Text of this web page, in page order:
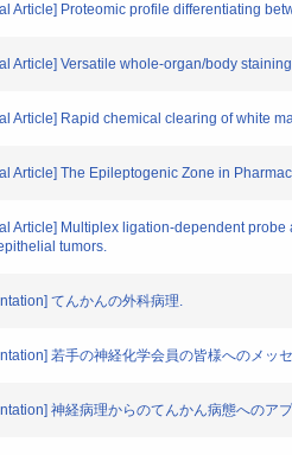
Article] Proteomic profile differentiating
Article] Versatile whole-organ/body
Article] Rapid chemical clearing of white
Article] The Epileptogenic Zone in
Article] Multiplex ligation-dependent
tumors.
てんかんの外科病理.
若手の神経化学会員の皆様へのメッ
神経病理からのてんかん病態へのア